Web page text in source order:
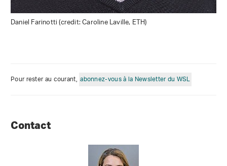
Daniel Farinotti (credit: Caroline Laville, ETH)
Pour rester au courant, abonnez-vous à la Newsletter du WSL
Contact